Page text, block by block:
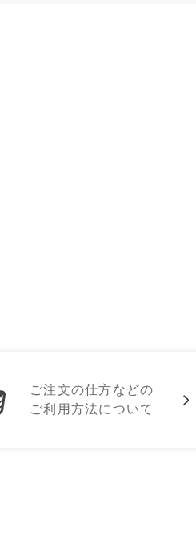
ご注文の仕方などの
ご利用方法について